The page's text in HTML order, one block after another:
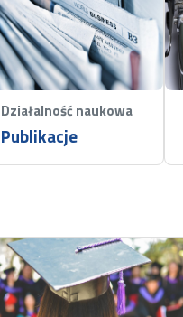
Działalność naukowa
Publikacje